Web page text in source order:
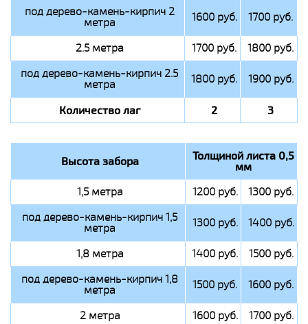
под дерево-камень-кирпич 2
метра 1600 руб. 1700 руб.
2.5 метра 1700 руб.
1800 руб.
под дерево-камень-кирпич 2.5
метра 1800 руб. 1900 руб.
Количество лаг 2 3
Высота забора Толщиной листа 0,5
мм
1,5 метра 1200 руб.
1300 руб.
под дерево-камень-кирпич 1,5
метра 1300 руб. 1400 руб.
1,8 метра 1400 руб.
1500 руб.
под дерево-камень-кирпич 1,8
метра 1500 руб. 1600 руб.
2 метра 1600 руб.
1700 руб.